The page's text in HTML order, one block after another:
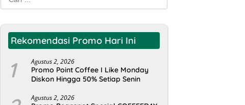
untuk:
Rekomendasi Promo Hari Ini
1 Agustus 2, 2026
Promo Point Coffee I Like Monday
Diskon Hingga 50% Setiap Senin
Agustus 2, 2026